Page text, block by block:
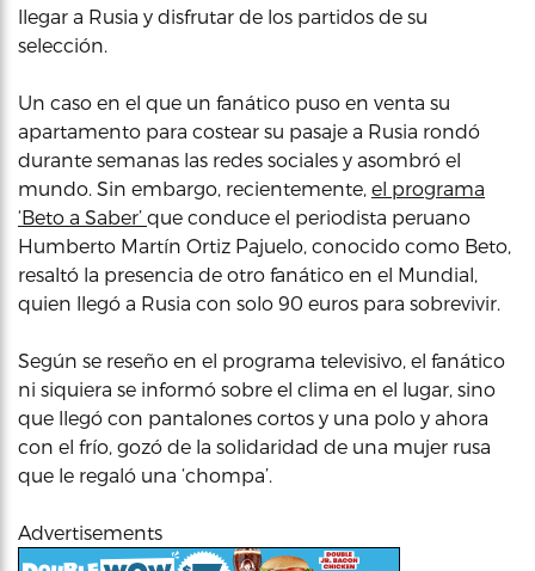
llegar a Rusia y disfrutar de los partidos de su
selección.
Un caso en el que un fanático puso en venta su
apartamento para costear su pasaje a Rusia rondó
durante semanas las redes sociales y asombró el
mundo. Sin embargo, recientemente, el programa
‘Beto a Saber’ que conduce el periodista peruano
Humberto Martín Ortiz Pajuelo, conocido como Beto,
resaltó la presencia de otro fanático en el Mundial,
quien llegó a Rusia con solo 90 euros para sobrevivir.
Según se reseño en el programa televisivo, el fanático
ni siquiera se informó sobre el clima en el lugar, sino
que llegó con pantalones cortos y una polo y ahora
con el frío, gozó de la solidaridad de una mujer rusa
que le regaló una ‘chompa’.
Advertisements